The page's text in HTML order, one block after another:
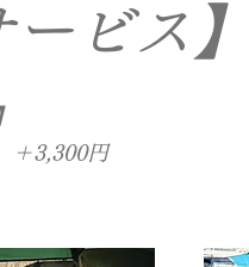
ビス】
＋3,300円